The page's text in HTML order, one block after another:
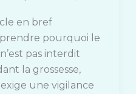
en bref
pourquoi le
pas interdit
la grossesse,
exige une vigilance